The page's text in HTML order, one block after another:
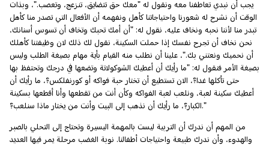
يجب أن نبدي تعاطفنا معه ونقول له "معك حق تتضايق، تنزعج، وتعصب."، وبذات
الوقت أن نشرح له شعورنا واحتياجاتنا كأهل ونفهمه أن الأفعال التي تصدر منا كأهل
تبدر منا لأننا نحبه ونخاف عليه، نقول له: "أن أمك تحبك وتخاف أن تسوس أسنانك،
نحن نخاف أن تجرح نفسك إذا حملت السكينة، نقول لك ذلك لان وظيفتنا كأهلك
أن نحميك ونعتني بك."، علينا أن نطلب منه القيام بأية مهام بصيغة الطلب وليس
بصيغة الأمر فنقول له: "ما رأيك أن أعطيك الشوكولاتة وتضعها في درجك وتحتفظ بها
حتى تأكلها غدا؟، الان تستطيع أن تختار حبة فواكه أو كورنفلكس؟، ما رأيك أن
أعطيك سكينة لعبة، ونلعب لعبة الفواكه وكأن أنت من تقطعها وأنا أقطعها بسكينة
الكبار؟، ما رأيك أن نذهب إلى البيت وأنت من يختار ماذا سنلعب؟."
من المهم أن ندرك أن التربية ليست بالمهمة اليسيرة وتحتاج إلى التحلي بالصبر
والهدوء، وأن ندرك طبيعة واحتياجات أطفالنا. نوبة الغضب مرحلة يمر فيها العديد